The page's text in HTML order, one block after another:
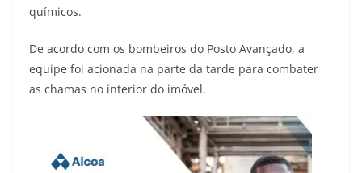
químicos.
De acordo com os bombeiros do Posto Avançado, a
equipe foi acionada na parte da tarde para combater
as chamas no interior do imóvel.